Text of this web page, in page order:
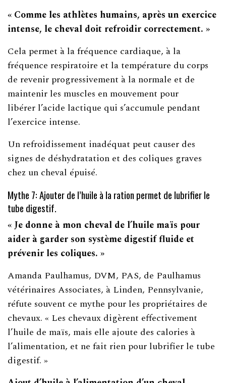
« Comme les athlètes humains, après un exercice
intense, le cheval doit refroidir correctement. »
Cela permet à la fréquence cardiaque, à la
fréquence respiratoire et la température du corps
de revenir progressivement à la normale et de
maintenir les muscles en mouvement pour
libérer l’acide lactique qui s’accumule pendant
l’exercice intense.
Un refroidissement inadéquat peut causer des
signes de déshydratation et des coliques graves
chez un cheval épuisé.
Mythe 7: Ajouter de l’huile à la ration permet de lubrifier le
tube digestif.
« Je donne à mon cheval de l’huile maïs pour
aider à garder son système digestif fluide et
prévenir les coliques. »
Amanda Paulhamus, DVM, PAS, de Paulhamus
vétérinaires Associates, à Linden, Pennsylvanie,
réfute souvent ce mythe pour les propriétaires de
chevaux. « Les chevaux digèrent effectivement
l’huile de maïs, mais elle ajoute des calories à
l’alimentation, et ne fait rien pour lubrifier le tube
digestif. »